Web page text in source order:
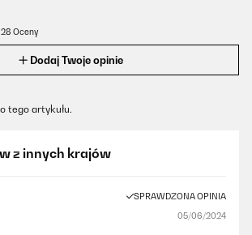
28 Oceny
Dodaj Twoje opinie
tego artykułu.
z innych krajów
SPRAWDZONA OPINIA
05/06/2024